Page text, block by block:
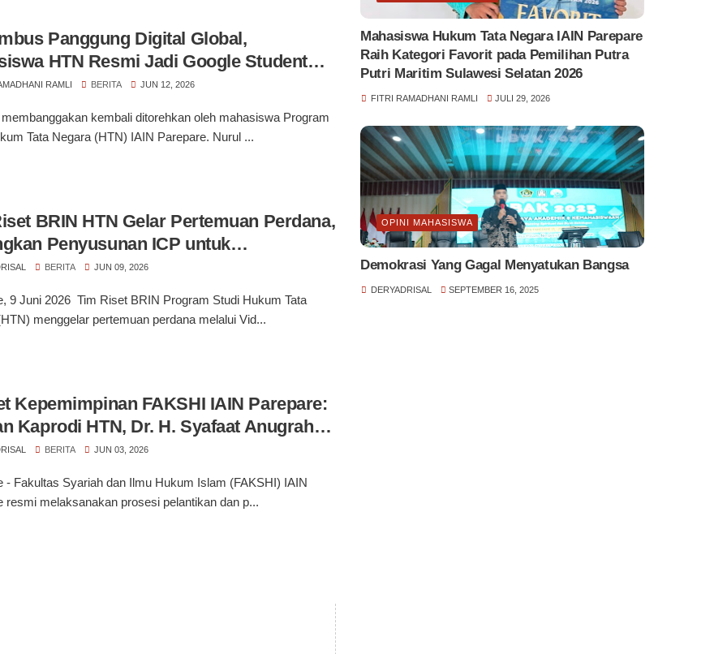
Panggung Digital Global,
HTN Resmi Jadi Google Student
RAMLI BERITA JUN 12, 2026
kembali ditorehkan oleh mahasiswa Program
Tata Negara (HTN) IAIN Parepare. Nurul ...
BRIN HTN Gelar Pertemuan Perdana,
Penyusunan ICP untuk
IRIfair 2026
BERITA JUN 09, 2026
9 Juni 2026 Tim Riset BRIN Program Studi Hukum Tata
menggelar pertemuan perdana melalui Vid...
Kepemimpinan FAKSHI IAIN Parepare:
Kaprodi HTN, Dr. H. Syafaat Anugrah
M.H. Resmi Dilantik Jadi Wakil Dekan
BERITA JUN 03, 2026
- Fakultas Syariah dan Ilmu Hukum Islam (FAKSHI) IAIN
resmi melaksanakan prosesi pelantikan dan p...
Mahasiswa Hukum Tata Negara IAIN Parepare
Raih Kategori Favorit pada Pemilihan Putra
Putri Maritim Sulawesi Selatan 2026
FITRI RAMADHANI RAMLI JULI 29, 2026
OPINI MAHASISWA
Demokrasi Yang Gagal Menyatukan Bangsa
DERYADRISAL SEPTEMBER 16, 2025